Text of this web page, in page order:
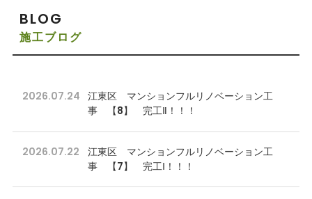
BLOG
施工ブログ
2026.07.24
江東区 マンションフルリノベーション工
事 【8】 完工Ⅱ！！！
2026.07.22
江東区 マンションフルリノベーション工
事 【7】 完工Ⅰ！！！